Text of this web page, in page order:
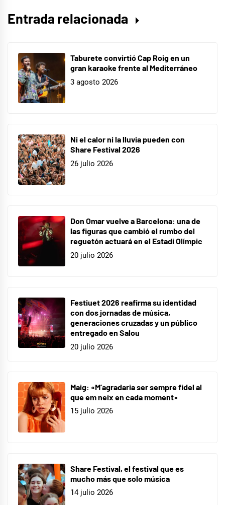
novedades
Entrada relacionada
Taburete convirtió Cap Roig en un
gran karaoke frente al Mediterráneo
3 agosto 2026
Ni el calor ni la lluvia pueden con
Share Festival 2026
26 julio 2026
Don Omar vuelve a Barcelona: una de
las figuras que cambió el rumbo del
reguetón actuará en el Estadi Olímpic
20 julio 2026
Festiuet 2026 reafirma su identidad
con dos jornadas de música,
generaciones cruzadas y un público
entregado en Salou
20 julio 2026
Maig: «M’agradaria ser sempre fidel al
que em neix en cada moment»
15 julio 2026
Share Festival, el festival que es
mucho más que solo música
14 julio 2026